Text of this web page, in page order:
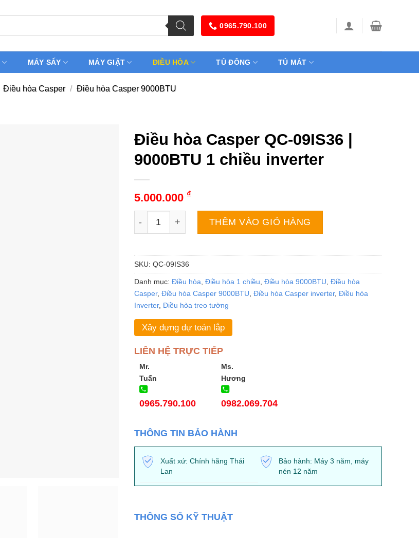
0965.790.100
MÁY SẤY MÁY GIẶT ĐIỀU HÒA TỦ ĐÔNG TỦ MÁT
Điều hòa Casper / Điều hòa Casper 9000BTU
Điều hòa Casper QC-09IS36 |
9000BTU 1 chiều inverter
5.000.000 ₫
Điều hòa Casper QC-09IS36 | 9000BTU 1 chiều inverter số lượng
THÊM VÀO GIỎ HÀNG
SKU: QC-09IS36
Danh mục: Điều hòa Điều hòa 1 chiều Điều hòa 9000BTU Điều hòa
Casper, Điều hòa Casper 9000BTU Điều hòa Casper inverter, Điều hòa
Inverter, Điều hòa treo tường
Xây dựng dự toán lắp
LIÊN HỆ TRỰC TIẾP
Mr.
Tuấn
0965.790.100
Ms.
Hương
0982.069.704
THÔNG TIN BẢO HÀNH
Xuất xứ: Chính hãng Thái
Lan
Bảo hành: Máy 3 năm, máy
nén 12 năm
THÔNG SỐ KỸ THUẬT